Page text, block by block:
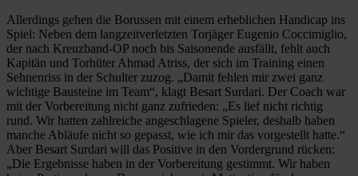
Allerdings gehen die Borussen mit einem erheblichen Handicap ins
Spiel: Neben dem langzeitverletzten Torjäger Eugenio Coccimiglio,
der nach Kreuzband-OP noch bis Saisonende ausfällt, fehlt auch
Kapitän und Torhüter Ahmad Atriss, der sich im Training einen
Sehnenriss in der Schulter zuzog. „Damit fehlen mir zwei ganz
wichtige Bausteine im Team“, klagt Besart Surdari. Der Coach war
mit der Vorbereitung nicht ganz zufrieden: „Es lief nicht richtig
rund. Wir hatten zahlreiche angeschlagene Spieler, deshalb haben
manche Abläufe nicht so gepasst, wie ich mir das vorgestellt hatte.“
Aber Besart Surdari will das Positive in den Vordergrund rücken:
„Die Ergebnisse haben in der Vorbereitung gestimmt. Wir haben